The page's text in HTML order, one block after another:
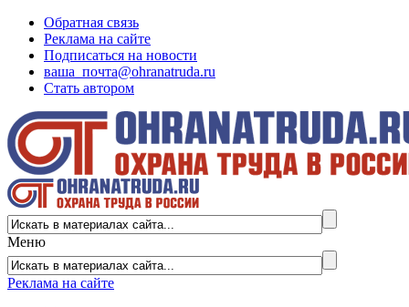
Обратная связь
Реклама на сайте
Подписаться на новости
ваша_почта@ohranatruda.ru
Стать автором
Меню
Реклама на сайте